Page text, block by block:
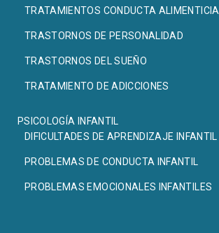
TRATAMIENTOS CONDUCTA ALIMENTICIA
TRASTORNOS DE PERSONALIDAD
TRASTORNOS DEL SUEÑO
TRATAMIENTO DE ADICCIONES
PSICOLOGÍA INFANTIL
DIFICULTADES DE APRENDIZAJE INFANTIL
PROBLEMAS DE CONDUCTA INFANTIL
PROBLEMAS EMOCIONALES INFANTILES